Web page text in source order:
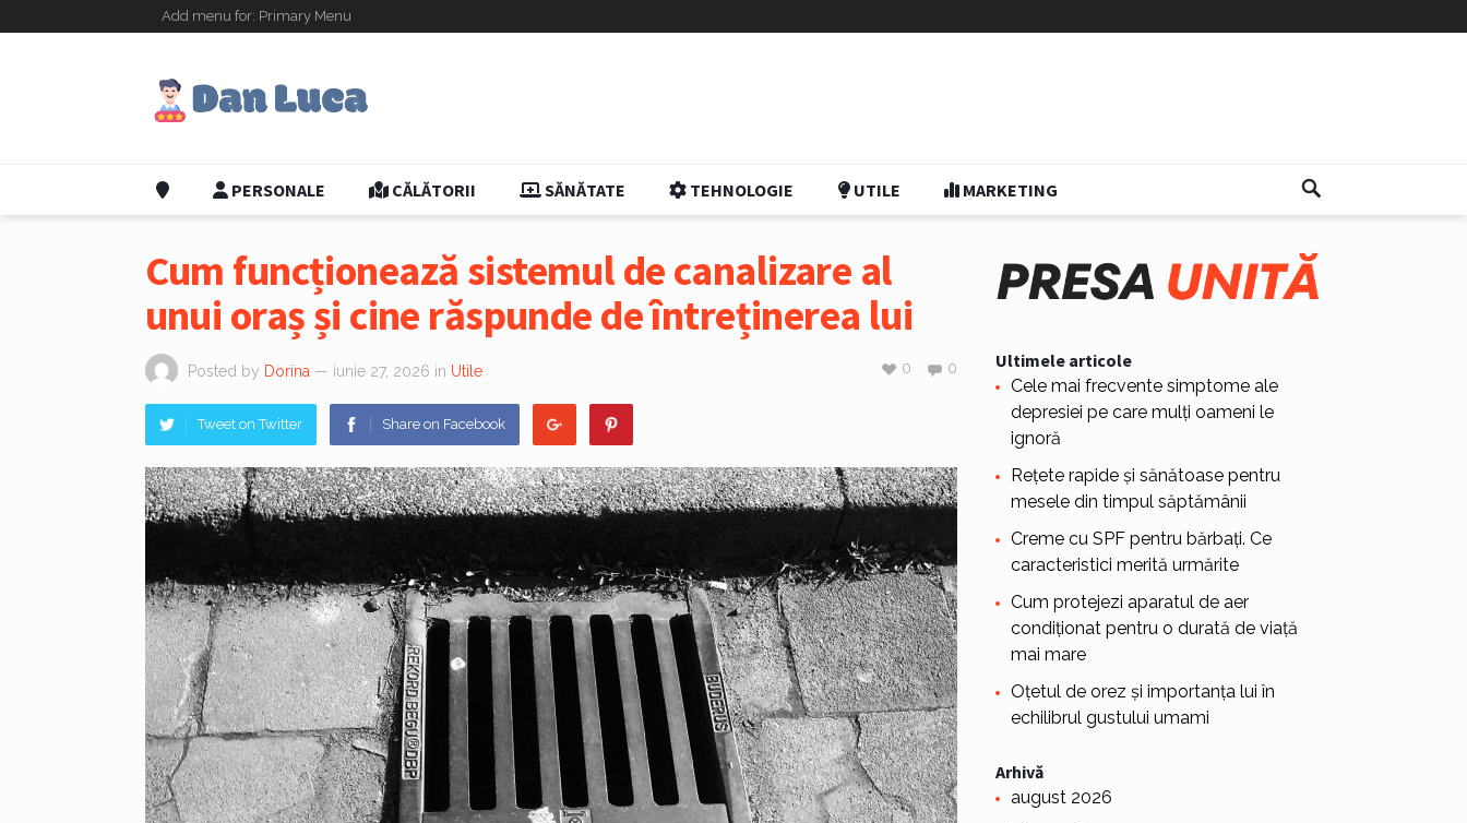
Add menu for: Primary Menu
PERSONALE CĂLĂTORII SĂNĂTATE TEHNOLOGIE UTILE MARKETING
Cum funcționează sistemul de canalizare al
unui oraș și cine răspunde de întreținerea lui
Posted by Dorina — iunie 27, 2026 in Utile 0
0
Tweet on Twitter Share on Facebook
Ultimele articole
Cele mai frecvente simptome ale
depresiei pe care mulți oameni le
ignoră
Rețete rapide și sănătoase pentru
mesele din timpul săptămânii
Creme cu SPF pentru bărbați. Ce
caracteristici merită urmărite
Cum protejezi aparatul de aer
condiționat pentru o durată de viață
mai mare
Oțetul de orez și importanța lui în
echilibrul gustului umami
Arhivă
august 2026